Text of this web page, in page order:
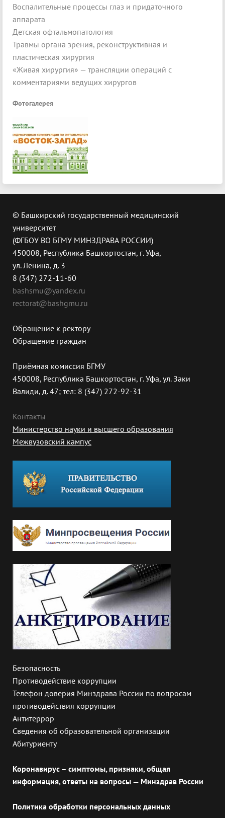
Воспалительные процессы глаз и придаточного
аппарата
Детская офтальмопатология
Травмы органа зрения, реконструктивная и
пластическая хирургия
«Живая хирургия» — трансляции операций с
комментариями ведущих хирургов
Фотогалерея
© Башкирский государственный медицинский
университет
(ФГБОУ ВО БГМУ МИНЗДРАВА РОССИИ)
450008, Республика Башкортостан, г. Уфа,
ул. Ленина, д. 3
8 (347) 272-11-60
bashsmu@yandex.ru
rectorat@bashgmu.ru
Обращение к ректору
Обращение граждан
Приёмная комиссия БГМУ
450008, Республика Башкортостан, г. Уфа, ул. Заки
Валиди, д. 47; тел: 8 (347) 272-92-31
Контакты
Министерство науки и высшего образования
Межвузовский кампус
Безопасность
Противодействие коррупции
Телефон доверия Минздрава России по вопросам
противодействия коррупции
Антитеррор
Сведения об образовательной организации
Абитуриенту
Коронавирус – симптомы, признаки, общая
информация, ответы на вопросы — Минздрав России
Политика обработки персональных данных